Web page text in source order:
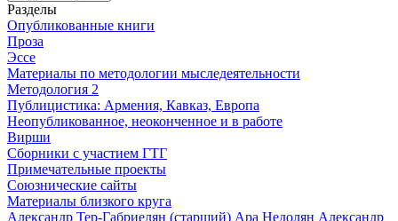
Разделы
Опубликованные книги
Проза
Эссе
Материалы по методологии мыследеятельности
Методология 2
Публицистика: Армения, Кавказ, Европа
Неопубликованное, неоконченное и в работе
Вирши
Сборники с участием ГТГ
Примечательные проекты
Союзнические сайты
Материалы близкого круга
Александр Тер-Габриелян (старший) Ара Недолян Александр